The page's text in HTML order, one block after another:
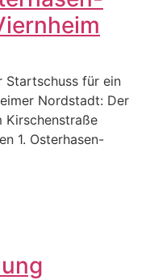
Startschuss für ein
Nordstadt: Der
Kirschenstraße
1. Osterhasen-